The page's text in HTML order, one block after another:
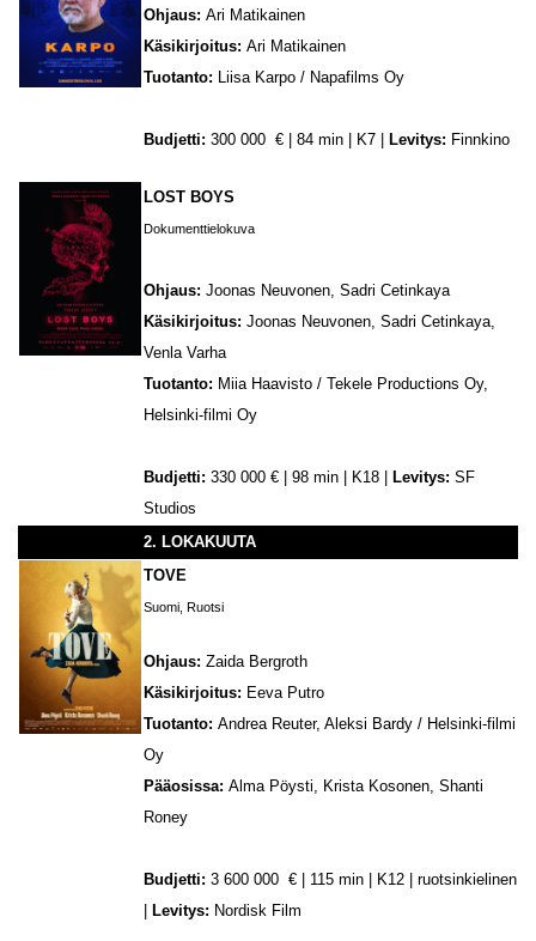
Ohjaus: Ari Matikainen
Käsikirjoitus: Ari Matikainen
Tuotanto: Liisa Karpo / Napafilms Oy
Budjetti: 300 000 € | 84 min | K7 | Levitys: Finnkino
LOST BOYS
Dokumenttielokuva
Ohjaus: Joonas Neuvonen, Sadri Cetinkaya
Käsikirjoitus: Joonas Neuvonen, Sadri Cetinkaya,
Venla Varha
Tuotanto: Miia Haavisto / Tekele Productions Oy,
Helsinki-filmi Oy
Budjetti: 330 000 € | 98 min | K18 | Levitys: SF
Studios
2. LOKAKUUTA
TOVE
Suomi, Ruotsi
Ohjaus: Zaida Bergroth
Käsikirjoitus: Eeva Putro
Tuotanto: Andrea Reuter, Aleksi Bardy / Helsinki-filmi
Oy
Pääosissa: Alma Pöysti, Krista Kosonen, Shanti
Roney
Budjetti: 3 600 000 € | 115 min | K12 | ruotsinkielinen
Levitys: Nordisk Film